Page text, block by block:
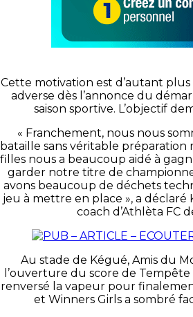
Cette motivation est d’autant
adverse dès l’annonce du
saison sportive. L’objectif
« Franchement, nous nous
bataille sans véritable préparation
filles nous a beaucoup aidé à
garder notre titre de
avons beaucoup de déchets
jeu à mettre en place », a déclaré
coach d’Athlèta FC
Au stade de Kégué, Amis du
l’ouverture du score de
renversé la vapeur pour
et Winners Girls a sombré